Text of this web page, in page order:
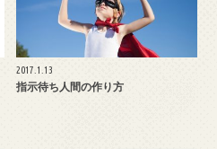
2017.1.13
指示待ち人間の作り方